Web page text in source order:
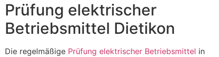
Prüfung elektrischer
Betriebsmittel Dietikon
Die regelmäßige Prüfung elektrischer Betriebsmittel in